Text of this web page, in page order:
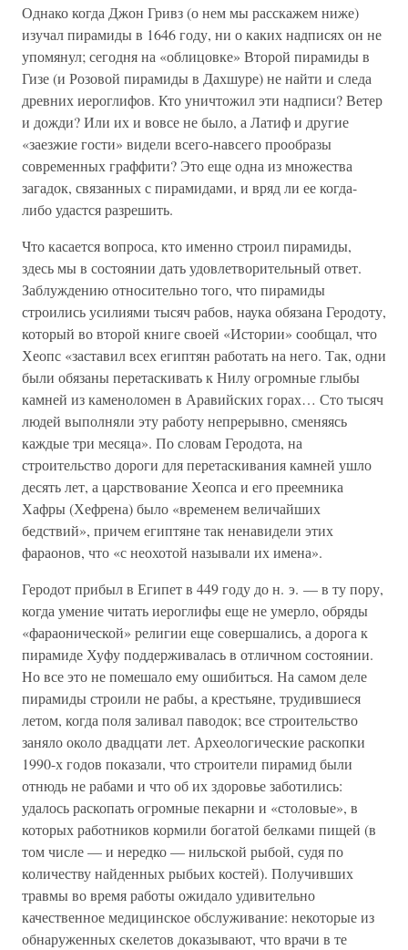
Однако когда Джон Гривз (о нем мы расскажем ниже)
изучал пирамиды в 1646 году, ни о каких надписях он не
упомянул; сегодня на «облицовке» Второй пирамиды в
Гизе (и Розовой пирамиды в Дахшуре) не найти и следа
древних иероглифов. Кто уничтожил эти надписи? Ветер
и дожди? Или их и вовсе не было, а Латиф и другие
«заезжие гости» видели всего-навсего прообразы
современных граффити? Это еще одна из множества
загадок, связанных с пирамидами, и вряд ли ее когда-
либо удастся разрешить.
Что касается вопроса, кто именно строил пирамиды,
здесь мы в состоянии дать удовлетворительный ответ.
Заблуждению относительно того, что пирамиды
строились усилиями тысяч рабов, наука обязана Геродоту,
который во второй книге своей «Истории» сообщал, что
Хеопс «заставил всех египтян работать на него. Так, одни
были обязаны перетаскивать к Нилу огромные глыбы
камней из каменоломен в Аравийских горах… Сто тысяч
людей выполняли эту работу непрерывно, сменяясь
каждые три месяца». По словам Геродота, на
строительство дороги для перетаскивания камней ушло
десять лет, а царствование Хеопса и его преемника
Хафры (Хефрена) было «временем величайших
бедствий», причем египтяне так ненавидели этих
фараонов, что «с неохотой называли их имена».
Геродот прибыл в Египет в 449 году до н. э. — в ту пору,
когда умение читать иероглифы еще не умерло, обряды
«фараонической» религии еще совершались, а дорога к
пирамиде Хуфу поддерживалась в отличном состоянии.
Но все это не помешало ему ошибиться. На самом деле
пирамиды строили не рабы, а крестьяне, трудившиеся
летом, когда поля заливал паводок; все строительство
заняло около двадцати лет. Археологические раскопки
1990-х годов показали, что строители пирамид были
отнюдь не рабами и что об их здоровье заботились:
удалось раскопать огромные пекарни и «столовые», в
которых работников кормили богатой белками пищей (в
том числе — и нередко — нильской рыбой, судя по
количеству найденных рыбьих костей). Получивших
травмы во время работы ожидало удивительно
качественное медицинское обслуживание: некоторые из
обнаруженных скелетов доказывают, что врачи в те